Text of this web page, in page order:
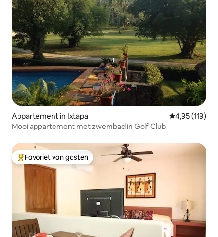
Appartement in Ixtapa Gemiddelde
4,95 (119)
Mooi appartement met zwembad in Golf Club
Topfavoriet van gasten
Favoriet van gasten